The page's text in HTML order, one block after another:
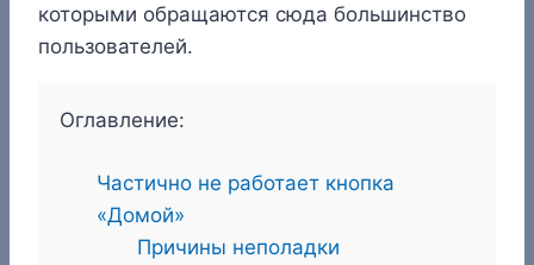
которыми обращаются сюда большинство
пользователей.
Оглавление:
Частично не работает кнопка
«Домой»
Причины неполадки